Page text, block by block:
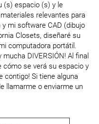
(s) espacio (s) y le
relevantes para
mi software CAD (dibujo
Closets, diseñaré su
computadora portátil.
DIVERSIÓN! Al final
se verá su espacio y
contigo! Si tiene alguna
llamarme o enviarme un